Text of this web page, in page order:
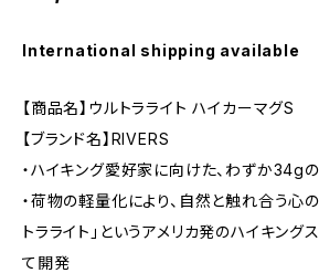
International shipping available
【商品名】ウルトラライト ハイカーマグS
【ブランド名】RIVERS
・ハイキング愛好家に向けた、わずか34g
・荷物の軽量化により、自然と触れ合う心
トラライト」というアメリカ発のハイキン
て開発